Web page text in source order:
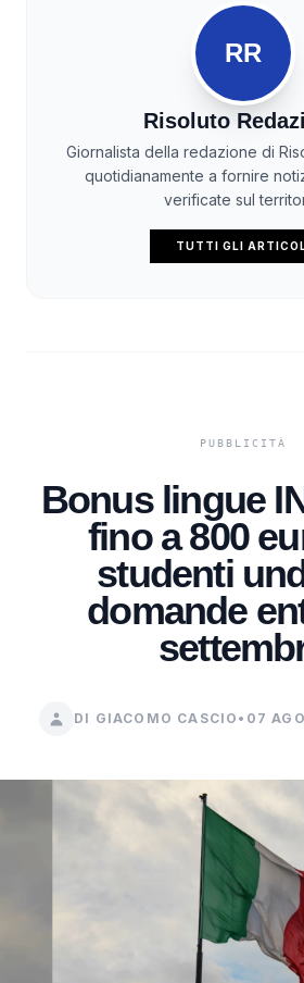
RR
Risoluto
Giornalista della redazione di
quotidianamente a fornire
verificate sul
TUTTI GLI
Bonus lingue
fino a 800
studenti
domande
DI GIACOMO CASCIO • 07